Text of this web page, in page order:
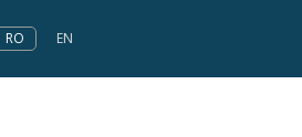
RO EN